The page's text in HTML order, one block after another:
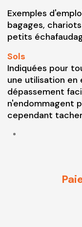
Exemples
bagages,
petits
Sols
Indiquées pour
une utilisation
dépassement
n'endommagent
cependant